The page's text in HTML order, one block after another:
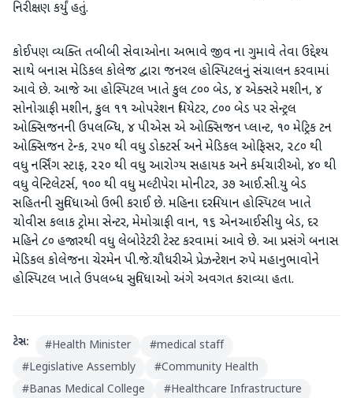
નિરીક્ષણ કર્યું હતું.
કોઈપણ વ્યક્તિ તબીબી સેવાઓના અભાવે જીવ ના ગુમાવે તેવા ઉદ્દેશ્ય
સાથે બનાસ મેડિકલ કોલેજ દ્વારા જનરલ હોસ્પિટલનું સંચાલન કરવામાં
આવે છે. આજે આ હોસ્પિટલ ખાતે કુલ ૮૦૦ બેડ, ૪ એક્સરે મશીન, ૪
સોનોગ્રાફી મશીન, કુલ ૧૧ ઓપરેશન થિયેટર, ૮૦૦ બેડ પર સેન્ટ્રલ
ઓક્સિજનની ઉપલબ્ધિ, ૪ પીએસ એ ઓક્સિજન પ્લાન્ટ, ૧૦ મેટ્રિક ટન
ઓક્સિજન ટેન્ક, ૨૫૦ થી વધુ ડોક્ટર્સ અને મેડિકલ ઓફિસર, ૨૮૦ થી
વધુ નર્સિંગ સ્ટાફ, ૨૨૦ થી વધુ આરોગ્ય સહાયક અને કર્મચારીઓ, ૪૦ થી
વધુ વેન્ટિલેટર્સ, ૧૦૦ થી વધુ મલ્ટીપેરા મોનીટર, ૩૭ આઈ.સી.યુ બેડ
સહિતની સુવિધાઓ ઉભી કરાઈ છે. મહિના દરમિયાન હોસ્પિટલ ખાતે
ચોવીસ કલાક ટ્રોમા સેન્ટર, મેમોગ્રાફી વાન, ૧૬ એનઆઈસીયુ બેડ, દર
મહિને ૮૦ હજારથી વધુ લેબોરેટરી ટેસ્ટ કરવામાં આવે છે. આ પ્રસંગે બનાસ
મેડિકલ કોલેજના ચેરમેન પી.જે.ચૌધરીએ પ્રેઝન્ટેશન રુપે મહાનુભાવોને
હોસ્પિટલ ખાતે ઉપલબ્ધ સુવિધાઓ અંગે અવગત કરાવ્યા હતા.
ટેગ્સ: #Health Minister #medical staff
#Legislative Assembly #Community Health
#Banas Medical College #Healthcare Infrastructure